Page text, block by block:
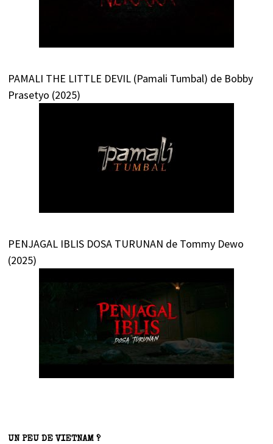
PAMALI THE LITTLE DEVIL (Pamali Tumbal) de Bobby
Prasetyo (2025)
PENJAGAL IBLIS DOSA TURUNAN de Tommy Dewo
(2025)
UN PEU DE VIETNAM ?